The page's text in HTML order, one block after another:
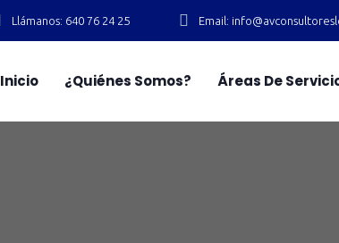
Llámanos: 640 76 24 25 Email:
Inicio ¿Quiénes Somos? Áreas De